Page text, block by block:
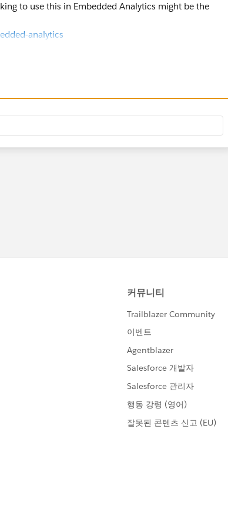
to use this in Embedded Analytics might be the
analytics